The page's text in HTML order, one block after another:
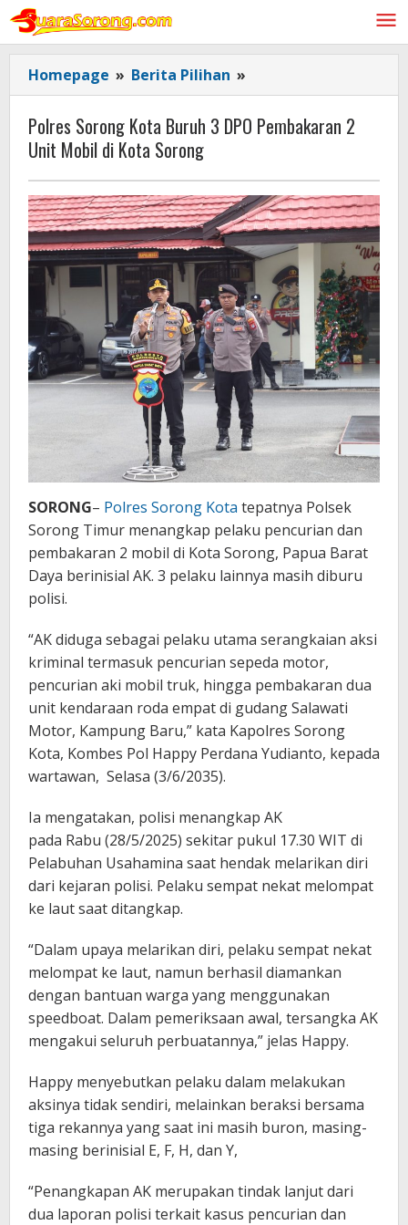
Lewati
konten
Homepage » Berita Pilihan »
Sorong
Kota
Buruh
DPO
Pembakaran
2
Unit
Mobil
di
Kota
Sorong
Polres Sorong Kota Buruh 3 DPO Pembakaran 2
Unit Mobil di Kota Sorong
SORONG– Polres Sorong Kota tepatnya Polsek
Sorong Timur menangkap pelaku pencurian dan
pembakaran 2 mobil di Kota Sorong, Papua Barat
Daya berinisial AK. 3 pelaku lainnya masih diburu
polisi.
“AK diduga sebagai pelaku utama serangkaian aksi
kriminal termasuk pencurian sepeda motor,
pencurian aki mobil truk, hingga pembakaran dua
unit kendaraan roda empat di gudang Salawati
Motor, Kampung Baru,” kata Kapolres Sorong
Kota, Kombes Pol Happy Perdana Yudianto, kepada
wartawan, Selasa (3/6/2035).
Ia mengatakan, polisi menangkap AK
pada Rabu (28/5/2025) sekitar pukul 17.30 WIT di
Pelabuhan Usahamina saat hendak melarikan diri
dari kejaran polisi. Pelaku sempat nekat melompat
ke laut saat ditangkap.
“Dalam upaya melarikan diri, pelaku sempat nekat
melompat ke laut, namun berhasil diamankan
dengan bantuan warga yang menggunakan
speedboat. Dalam pemeriksaan awal, tersangka AK
mengakui seluruh perbuatannya,” jelas Happy.
Happy menyebutkan pelaku dalam melakukan
aksinya tidak sendiri, melainkan beraksi bersama
tiga rekannya yang saat ini masih buron, masing-
masing berinisial E, F, H, dan Y,
“Penangkapan AK merupakan tindak lanjut dari
dua laporan polisi terkait kasus pencurian dan